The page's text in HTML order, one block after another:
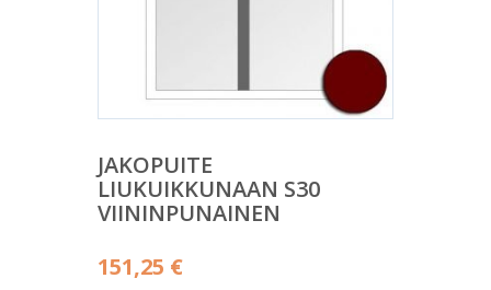
JAKOPUITE
LIUKUIKKUNAAN S30
VIININPUNAINEN
151,25 €